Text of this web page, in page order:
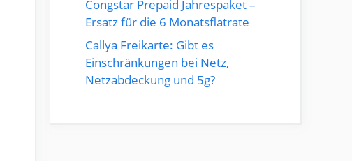
Congstar Prepaid Jahrespaket –
Ersatz für die 6 Monatsflatrate
Callya Freikarte: Gibt es
Einschränkungen bei Netz,
Netzabdeckung und 5g?